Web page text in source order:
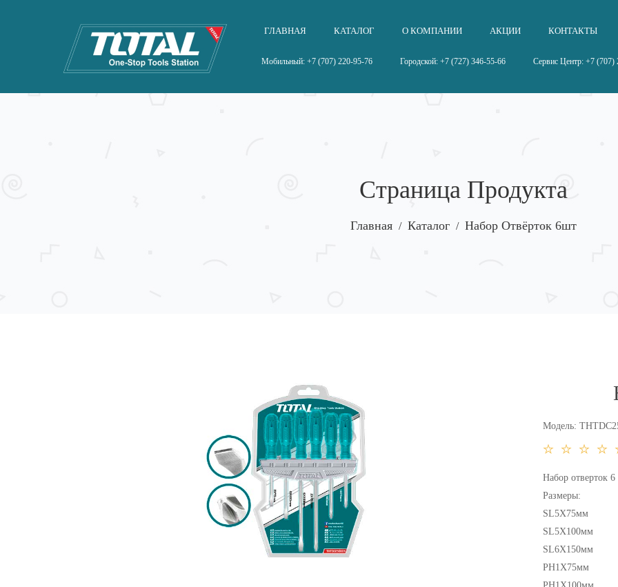
ГЛАВНАЯ КАТАЛОГ О КОМПАНИИ АКЦИИ КОНТАКТЫ
Мобильный: +7 (707) 220-95-76 Городской: +7 (727) 346-55-66 Сервис Центр: +7 (707)
Страница Продукта
Главная / Каталог / Набор Отвёрток 6шт
Модель:
Набор отверток
Размеры:
SL5X75мм
SL5X100мм
SL6X150мм
PH1X75мм